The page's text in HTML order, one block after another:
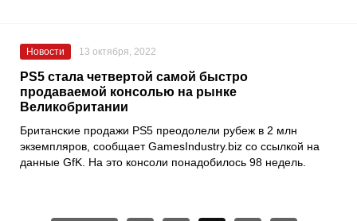
Новости 13 октября, 2022
PS5 стала четвертой самой быстро
продаваемой консолью на рынке
Великобритании
Британские продажи PS5 преодолели рубеж в 2 млн
экземпляров, сообщаетGamesIndustry.biz со ссылкой на
данные GfK . На это консоли понадобилось 98 недель.